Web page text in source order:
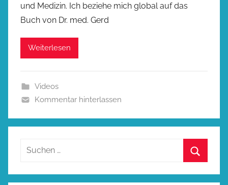
und Medizin. Ich beziehe mich global auf das
Buch von Dr. med. Gerd
Weiterlesen
Videos
Kommentar hinterlassen
Suchen